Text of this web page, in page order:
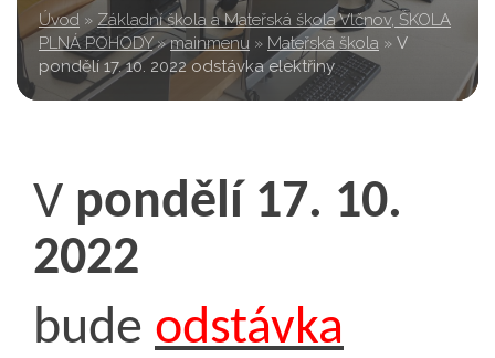
Úvod » Základní škola a Mateřská škola Vlčnov, ŠKOLA
PLNÁ POHODY » mainmenu » Mateřská škola » V
pondělí 17. 10. 2022 odstávka elektřiny
V pondělí 17. 10.
2022
bude odstávka